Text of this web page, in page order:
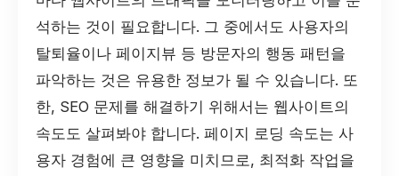
석하는 것이 필요합니다. 그 중에서도 사용자의
탈퇴율이나 페이지뷰 등 방문자의 행동 패턴을
파악하는 것은 유용한 정보가 될 수 있습니다. 또
한, SEO 문제를 해결하기 위해서는 웹사이트의
속도도 살펴봐야 합니다. 페이지 로딩 속도는 사
용자 경험에 큰 영향을 미치므로, 최적화 작업을